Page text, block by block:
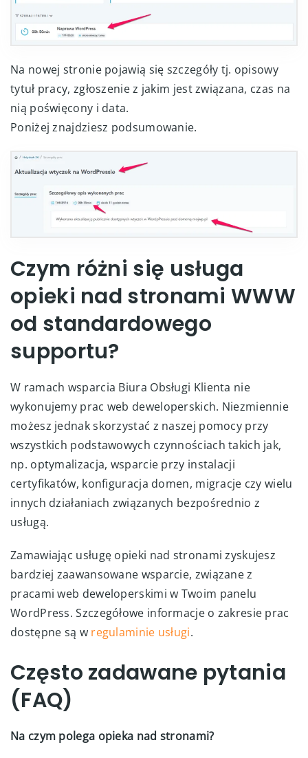
Na nowej stronie pojawią się szczegóły tj. opisowy
tytuł pracy, zgłoszenie z jakim jest związana, czas na
nią poświęcony i data.
Poniżej znajdziesz podsumowanie.
Czym różni się usługa
opieki nad stronami WWW
od standardowego
supportu?
W ramach wsparcia Biura Obsługi Klienta nie
wykonujemy prac web deweloperskich. Niezmiennie
możesz jednak skorzystać z naszej pomocy przy
wszystkich podstawowych czynnościach takich jak,
np. optymalizacja, wsparcie przy instalacji
certyfikatów, konfiguracja domen, migracje czy wielu
innych działaniach związanych bezpośrednio z
usługą.
Zamawiając usługę opieki nad stronami zyskujesz
bardziej zaawansowane wsparcie, związane z
pracami web deweloperskimi w Twoim panelu
WordPress. Szczegółowe informacje o zakresie prac
dostępne są w regulaminie usługi.
Często zadawane pytania
(FAQ)
Na czym polega opieka nad stronami?